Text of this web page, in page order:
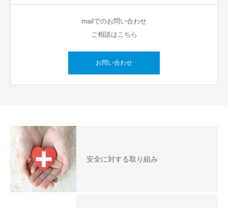
mailでのお問い合わせ
ご相談はこちら
お問い合わせ
安全に対する取り組み